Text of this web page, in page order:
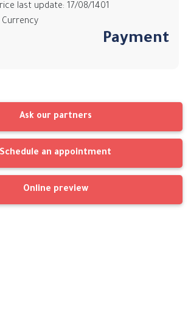
last update: 17/08/1401
Currency
Payment
Ask our partners
Schedule an appointment
Online preview